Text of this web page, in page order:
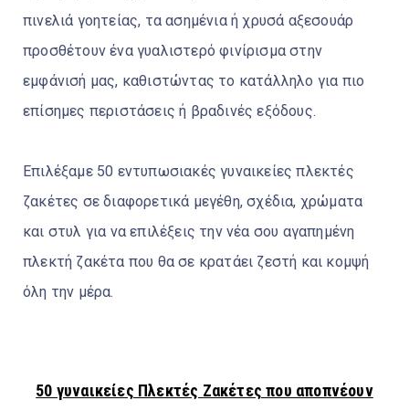
πινελιά γοητείας, τα ασημένια ή χρυσά αξεσουάρ
προσθέτουν ένα γυαλιστερό φινίρισμα στην
εμφάνισή μας, καθιστώντας το κατάλληλο για πιο
επίσημες περιστάσεις ή βραδινές εξόδους.
Επιλέξαμε 50 εντυπωσιακές γυναικείες πλεκτές
ζακέτες σε διαφορετικά μεγέθη, σχέδια, χρώματα
και στυλ για να επιλέξεις την νέα σου αγαπημένη
πλεκτή ζακέτα που θα σε κρατάει ζεστή και κομψή
όλη την μέρα.
50 γυναικείες Πλεκτές Ζακέτες που αποπνέουν